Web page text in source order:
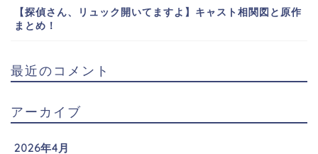
【探偵さん、リュック開いてますよ】キャスト相関図と原作
まとめ！
最近のコメント
アーカイブ
2026年4月